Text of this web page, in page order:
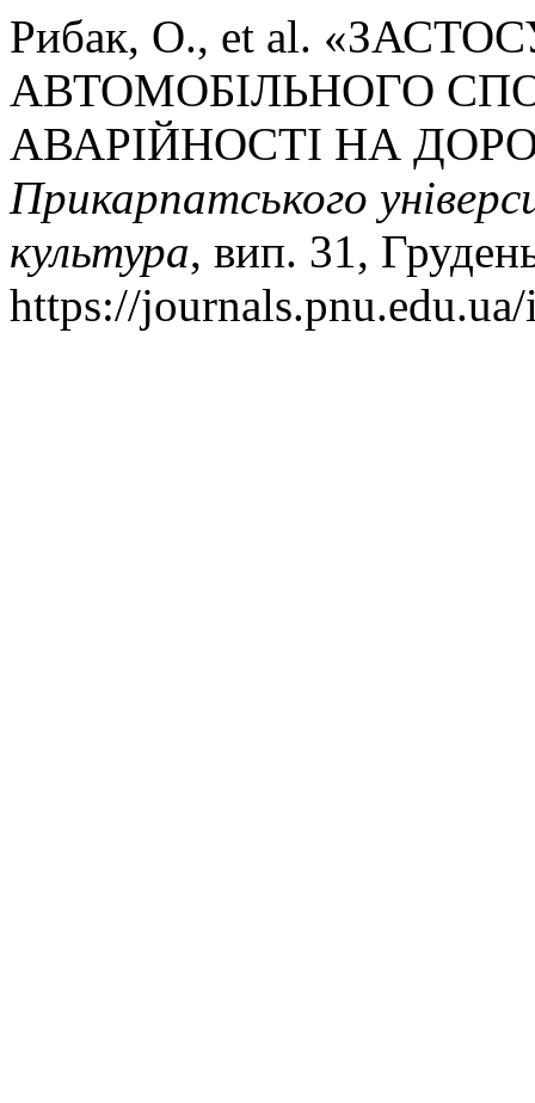
Рибак, О., et al.
АВТОМОБІЛЬНОГО
АВАРІЙНОСТІ НА
Прикарпатського
культура, вип. 31,
https://